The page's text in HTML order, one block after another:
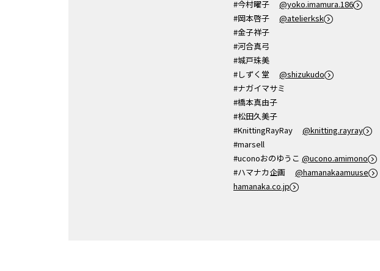
#今村曜子 @yoko.imamura.186
#岡本啓子 @atelierksk
#金子祥子
#河合真弓
#城戸珠美
#しずく堂 @shizukudo
#ナガイマサミ
#橋本真由子
#松田久美子
#KnittingRayRay @knitting.rayray
#marsell
#uconoおのゆうこ @ucono.amimono
#ハマナカ企画 @hamanakaamuuse
hamanaka.co.jp